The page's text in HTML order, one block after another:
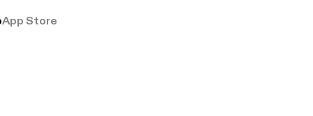
App Store